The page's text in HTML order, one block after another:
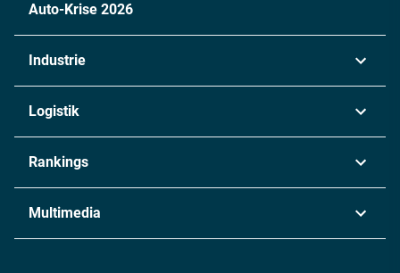
Auto-Krise 2026
Industrie
Chemie
Metall
Energie
Logistik
Rankings
Multimedia